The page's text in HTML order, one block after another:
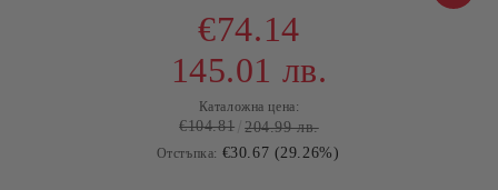
€74.14
145.01 лв.
Каталожна цена:
€104.81 204.99 лв.
Отстъпка: €30.67 (29.26%)